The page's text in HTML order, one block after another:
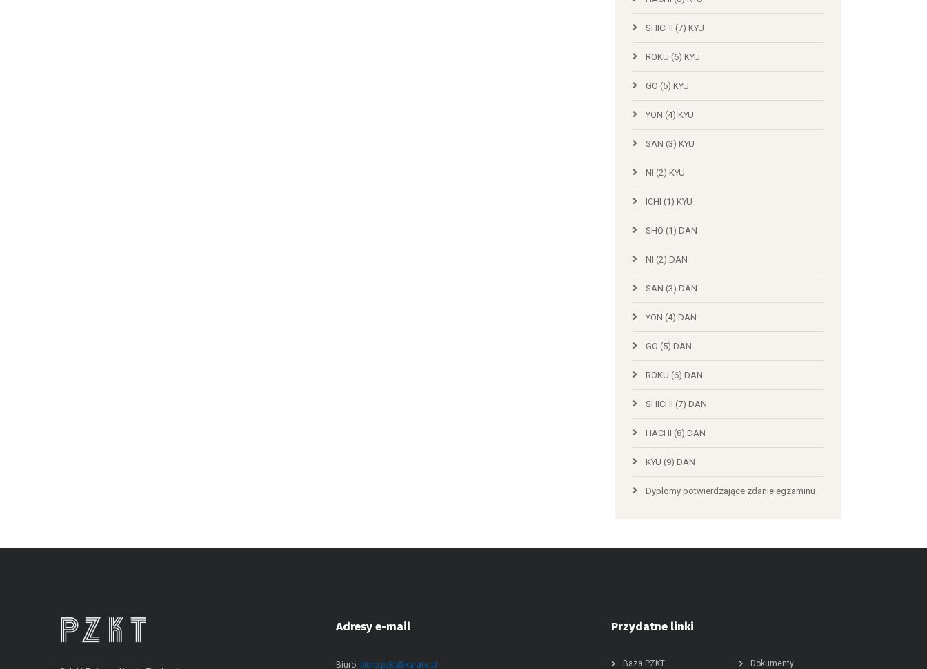
HACHI (8) KYU
SHICHI (7) KYU
ROKU (6) KYU
GO (5) KYU
YON (4) KYU
SAN (3) KYU
NI (2) KYU
ICHI (1) KYU
SHO (1) DAN
NI (2) DAN
SAN (3) DAN
YON (4) DAN
GO (5) DAN
ROKU (6) DAN
SHICHI (7) DAN
HACHI (8) DAN
KYU (9) DAN
Dyplomy potwierdzające zdanie egzaminu
Adresy e-mail Przydatne linki